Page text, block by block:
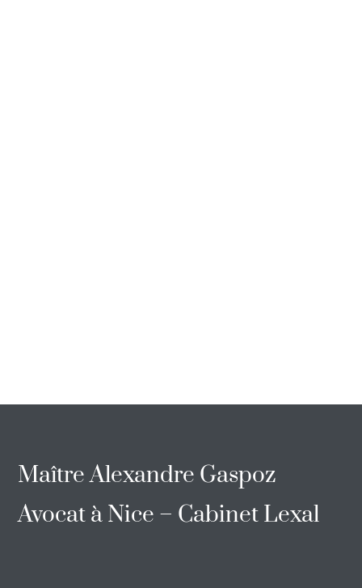
Maître Alexandre Gaspoz
Avocat à Nice – Cabinet Lexal